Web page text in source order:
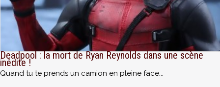
Deadpool : la mort de Ryan Reynolds dans une scène
inédite !
Quand tu te prends un camion en pleine face...